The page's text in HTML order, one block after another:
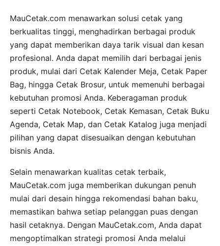
MauCetak.com menawarkan solusi cetak yang
berkualitas tinggi, menghadirkan berbagai produk
yang dapat memberikan daya tarik visual dan kesan
profesional. Anda dapat memilih dari berbagai jenis
produk, mulai dari Cetak Kalender Meja, Cetak Paper
Bag, hingga Cetak Brosur, untuk memenuhi berbagai
kebutuhan promosi Anda. Keberagaman produk
seperti Cetak Notebook, Cetak Kemasan, Cetak Buku
Agenda, Cetak Map, dan Cetak Katalog juga menjadi
pilihan yang dapat disesuaikan dengan kebutuhan
bisnis Anda.
Selain menawarkan kualitas cetak terbaik,
MauCetak.com juga memberikan dukungan penuh
mulai dari desain hingga rekomendasi bahan baku,
memastikan bahwa setiap pelanggan puas dengan
hasil cetaknya. Dengan MauCetak.com, Anda dapat
mengoptimalkan strategi promosi Anda melalui